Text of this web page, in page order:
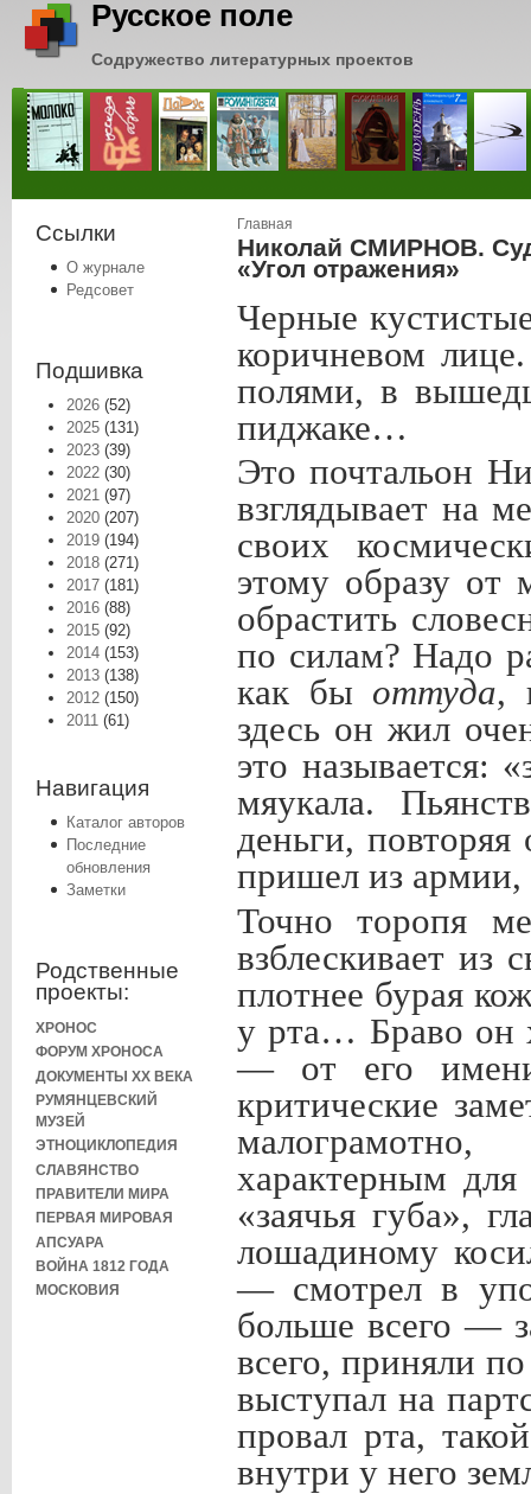
Русское поле
Содружество литературных проектов
Ссылки
О журнале
Редсовет
Подшивка
2026 (52)
2025 (131)
2023 (39)
2022 (30)
2021 (97)
2020 (207)
2019 (194)
2018 (271)
2017 (181)
2016 (88)
2015 (92)
2014 (153)
2013 (138)
2012 (150)
2011 (61)
Навигация
Каталог авторов
Последние
обновления
Заметки
Родственные
проекты:
ХРОНОС
ФОРУМ ХРОНОСА
ДОКУМЕНТЫ XX ВЕКА
РУМЯНЦЕВСКИЙ
МУЗЕЙ
ЭТНОЦИКЛОПЕДИЯ
СЛАВЯНСТВО
ПРАВИТЕЛИ МИРА
ПЕРВАЯ МИРОВАЯ
АПСУАРА
ВОЙНА 1812 ГОДА
МОСКОВИЯ
Вы здесь
Главная
Николай СМИРНОВ.
«Угол отражения»
Черные
коричневом
полями, в
пиджаке…
Это почтальон
взглядывает на
своих
этому образу
обрастить
по силам? Надо
как бы оттуда,
здесь он жил
это называется:
мяукала.
деньги,
пришел из армии,
Точно торопя
взблескивает из
плотнее бурая
у рта… Браво он
— от его имени
критические
характерным
«заячья губа»,
лошадиному
— смотрел в
больше всего —
всего, приняли
выступал на
провал рта,
внутри у него